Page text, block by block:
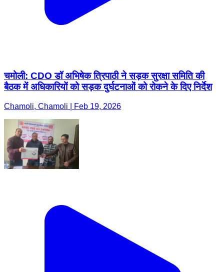
चमोली: CDO डॉ अभिषेक त्रिपाठी ने सड़क सुरक्षा समिति की
बैठक में अधिकारियों को सड़क दुर्घटनाओं को रोकने के दिए निर्देश
Chamoli, Chamoli | Feb 19, 2026